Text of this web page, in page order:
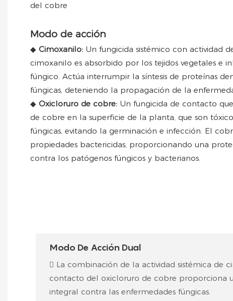
del cobre
Modo de acción
◆ Cimoxanilo: Un fungicida sistémico con actividad
cimoxanilo es absorbido por los tejidos vegetales e
fúngico. Actúa interrumpir la síntesis de proteínas
fúngicas, deteniendo la propagación de la
◆ Oxicloruro de cobre: Un fungicida de contacto
de cobre en la superficie de la planta, que son
fúngicas, evitando la germinación e infección. El
propiedades bactericidas, proporcionando una
contra los patógenos fúngicos y bacterianos.
Modo De Acción Dual
 La combinación de la actividad sistémica de
contacto del oxicloruro de cobre proporciona
integral contra las enfermedades fúngicas.